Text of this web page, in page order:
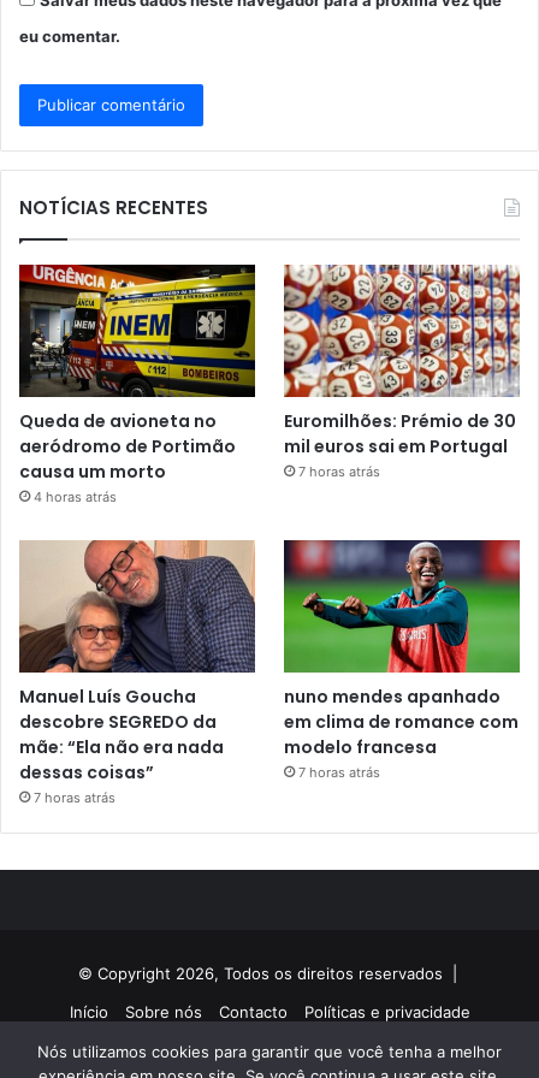
eu comentar.
NOTÍCIAS RECENTES
Queda de avioneta no
aeródromo de Portimão
causa um morto
4 horas atrás
Euromilhões: Prémio de 30
mil euros sai em Portugal
7 horas atrás
Manuel Luís Goucha
descobre SEGREDO da
mãe: “Ela não era nada
dessas coisas”
7 horas atrás
nuno mendes apanhado
em clima de romance com
modelo francesa
7 horas atrás
© Copyright 2026, Todos os direitos reservados |
Início
Sobre nós Contacto Políticas e privacidade
Facebook
TwitterYouTubeInstagram
Nós utilizamos cookies para garantir que você tenha a melhor